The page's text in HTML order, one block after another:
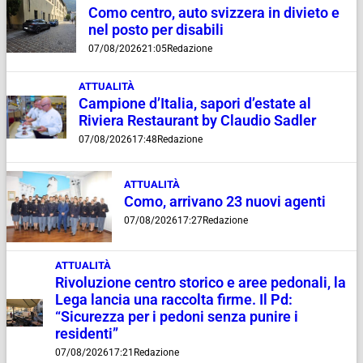
Como centro, auto svizzera in divieto e
nel posto per disabili
07/08/202621:05Redazione
ATTUALITÀ
Campione d’Italia, sapori d’estate al
Riviera Restaurant by Claudio Sadler
07/08/202617:48 Redazione
ATTUALITÀ
Como, arrivano 23 nuovi agenti
07/08/202617:27Redazione
ATTUALITÀ
Rivoluzione centro storico e aree pedonali, la
Lega lancia una raccolta firme. Il Pd:
“Sicurezza per i pedoni senza punire i
residenti”
07/08/202617:21 Redazione